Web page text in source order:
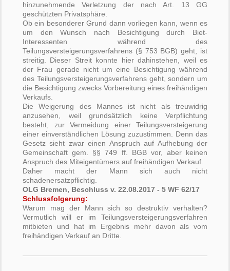
hinzunehmende Verletzung der nach Art. 13 GG
geschützten Privatsphäre.
Ob ein besonderer Grund dann vorliegen kann, wenn es
um den Wunsch nach Besichtigung durch Biet-
Interessenten während des
Teilungsversteigerungsverfahrens (§ 753 BGB) geht, ist
streitig. Dieser Streit konnte hier dahinstehen, weil es
der Frau gerade nicht um eine Besichtigung während
des Teilungsversteigerungsverfahrens geht, sondern um
die Besichtigung zwecks Vorbereitung eines freihändigen
Verkaufs.
Die Weigerung des Mannes ist nicht als treuwidrig
anzusehen, weil grundsätzlich keine Verpflichtung
besteht, zur Vermeidung einer Teilungsversteigerung
einer einverständlichen Lösung zuzustimmen. Denn das
Gesetz sieht zwar einen Anspruch auf Aufhebung der
Gemeinschaft gem. §§ 749 ff. BGB vor, aber keinen
Anspruch des Miteigentümers auf freihändigen Verkauf.
Daher macht der Mann sich auch nicht
schadenersatzpflichtig.
OLG Bremen, Beschluss v. 22.08.2017 - 5 WF 62/17
Schlussfolgerung:
Warum mag der Mann sich so destruktiv verhalten?
Vermutlich will er im Teilungsversteigerungsverfahren
mitbieten und hat im Ergebnis mehr davon als vom
freihändigen Verkauf an Dritte.